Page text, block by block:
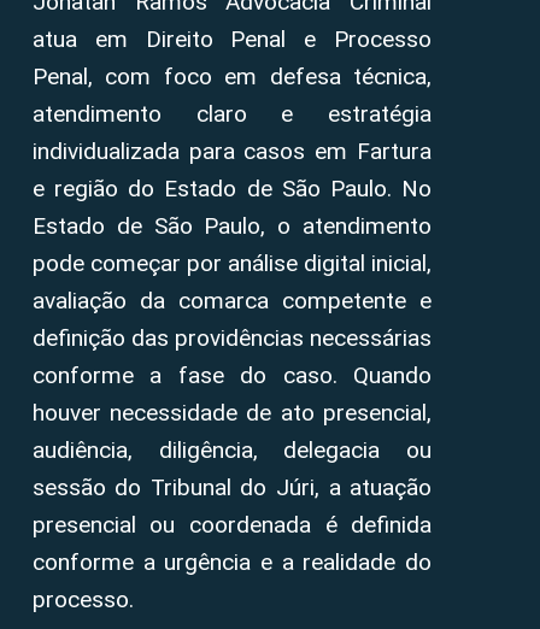
atua em Direito Penal e Processo
Penal, com foco em defesa técnica,
atendimento claro e estratégia
individualizada para casos em Fartura
e região do Estado de São Paulo. No
Estado de São Paulo, o atendimento
pode começar por análise digital inicial,
avaliação da comarca competente e
definição das providências necessárias
conforme a fase do caso. Quando
houver necessidade de ato presencial,
audiência, diligência, delegacia ou
sessão do Tribunal do Júri, a atuação
presencial ou coordenada é definida
conforme a urgência e a realidade do
processo.